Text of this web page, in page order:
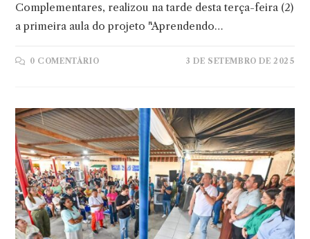
Complementares, realizou na tarde desta terça-feira (2)
a primeira aula do projeto "Aprendendo…
0 COMENTÁRIO 3 DE SETEMBRO DE 2025